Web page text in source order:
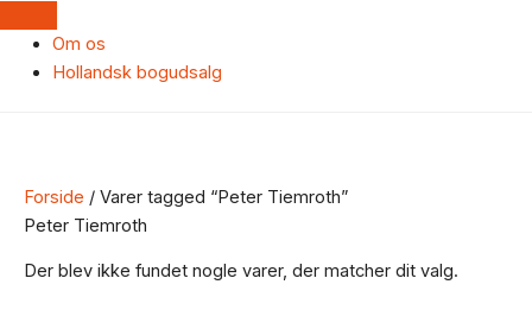
Om os
Hollandsk bogudsalg
Forside / Varer tagged “Peter Tiemroth”
Peter Tiemroth
Der blev ikke fundet nogle varer, der matcher dit valg.